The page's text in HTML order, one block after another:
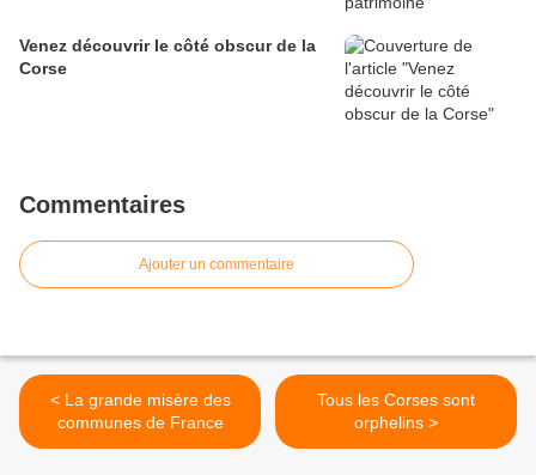
Venez découvrir le côté obscur de la
Corse
Commentaires
Ajouter un commentaire
< La grande misère des
communes de France
Tous les Corses sont
orphelins >